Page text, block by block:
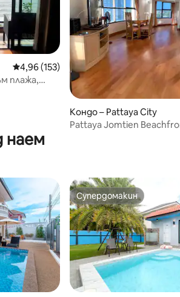
Средна оценка: 4,96 от 5, 153 отзива
4,96 (153)
плажа,
Кондо – Pattaya City
Pattaya Jomtien
наем
Супердомакин
Супердомакин